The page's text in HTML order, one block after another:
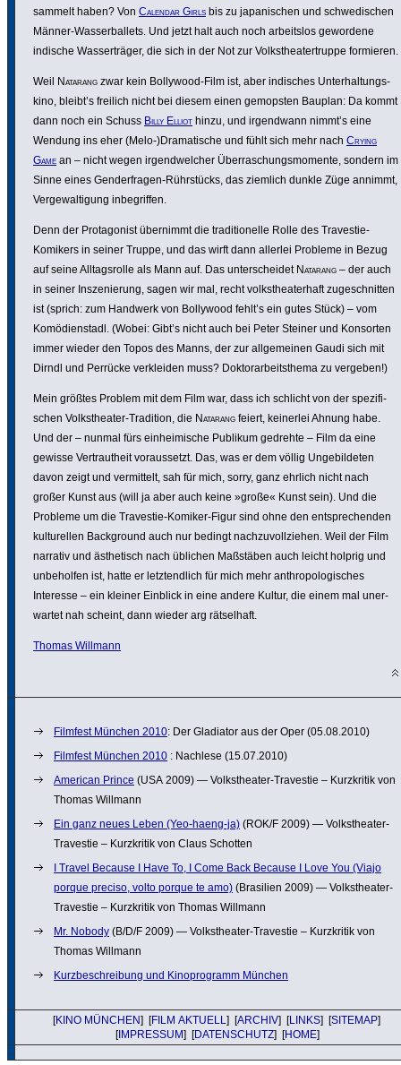
sam­melt haben? Von Calendar Girls bis zu japa­ni­schen und schwe­di­schen
Männer-Wasser­bal­lets. Und jetzt halt auch noch arbeitslos gewordene
indische Wasser­träger, die sich in der Not zur Volks­thea­ter­truppe formieren.
Weil Natarang zwar kein Bollywood-Film ist, aber indisches Unter­hal­tungs­
kino, bleibt’s freilich nicht bei diesem einen gemopsten Bauplan: Da kommt
dann noch ein Schuss Billy Elliot hinzu, und irgend­wann nimmt’s eine
Wendung ins eher (Melo-)Drama­ti­sche und fühlt sich mehr nach Crying
Game an – nicht wegen irgend­wel­cher Über­ra­schungs­mo­mente, sondern im
Sinne eines Gender­fragen-Rühr­s­tücks, das ziemlich dunkle Züge annimmt,
Verge­wal­ti­gung inbe­griffen.
Denn der Prot­ago­nist übernimmt die tradi­tio­nelle Rolle des Travestie-
Komikers in seiner Truppe, und das wirft dann allerlei Probleme in Bezug
auf seine Alltags­rolle als Mann auf. Das unter­scheidet Natarang – der auch
in seiner Insze­nie­rung, sagen wir mal, recht volks­thea­ter­haft zuge­schnitten
ist (sprich: zum Handwerk von Bollywood fehlt’s ein gutes Stück) – vom
Komö­di­en­stadl. (Wobei: Gibt’s nicht auch bei Peter Steiner und Konsorten
immer wieder den Topos des Manns, der zur allge­meinen Gaudi sich mit
Dirndl und Perrücke verkleiden muss? Doktor­ar­beits­thema zu vergeben!)
Mein größtes Problem mit dem Film war, dass ich schlicht von der spezi­fi­
schen Volks­theater-Tradition, die Natarang feiert, keinerlei Ahnung habe.
Und der – nunmal fürs einhei­mi­sche Publikum gedrehte – Film da eine
gewisse Vertraut­heit voraus­setzt. Das, was er dem völlig Unge­bil­deten
davon zeigt und vermit­telt, sah für mich, sorry, ganz ehrlich nicht nach
großer Kunst aus (will ja aber auch keine »große« Kunst sein). Und die
Probleme um die Travestie-Komiker-Figur sind ohne den entspre­chenden
kultu­rellen Back­ground auch nur bedingt nach­zu­voll­ziehen. Weil der Film
narrativ und ästhe­tisch nach üblichen Maßstäben auch leicht holprig und
unbe­holfen ist, hatte er letzt­end­lich für mich mehr anthro­po­lo­gi­sches
Interesse – ein kleiner Einblick in eine andere Kultur, die einem mal uner­
wartet nah scheint, dann wieder arg rätsel­haft.
Thomas Willmann
Filmfest München 2010: Der Gladiator aus der Oper (05.08.2010)
Filmfest München 2010 : Nachlese (15.07.2010)
American Prince (USA 2009) — Volkstheater-Travestie – Kurzkritik von
Thomas Willmann
Ein ganz neues Leben (Yeo-haeng-ja) (ROK/F 2009) — Volkstheater-
Travestie – Kurzkritik von Claus Schotten
I Travel Because I Have To, I Come Back Because I Love You (Viajo
porque preciso, volto porque te amo) (Brasilien 2009) — Volkstheater-
Travestie – Kurzkritik von Thomas Willmann
Mr. Nobody (B/D/F 2009) — Volkstheater-Travestie – Kurzkritik von
Thomas Willmann
Kurzbeschreibung und Kinoprogramm München
[KINO MÜNCHEN] [FILM AKTUELL] [ARCHIV] [LINKS] [SITEMAP]
[IMPRESSUM] [DATENSCHUTZ] [HOME]